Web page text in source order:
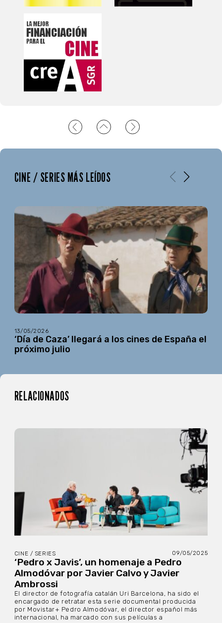
CINE / SERIES MÁS LEÍDOS
13/05/2026
‘Día de Caza’ llegará a los cines de España el
próximo julio
RELACIONADOS
CINE / SERIES 09/05/2025
‘Pedro x Javis’, un homenaje a Pedro
Almodóvar por Javier Calvo y Javier
Ambrossi
El director de fotografía catalán Uri Barcelona, ha sido el
encargado de retratar esta serie documental producida
por Movistar+ Pedro Almodóvar, el director español más
internacional, ha marcado con sus películas a